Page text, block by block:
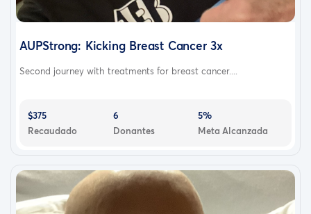
AUPStrong: Kicking Breast Cancer 3x
Second journey with treatments for breast cancer....
$375
Recaudado
6
Donantes
5%
Meta Alcanzada